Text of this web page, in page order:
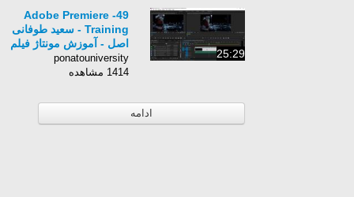
25:29
49- Adobe Premiere
Training - سعید طوفانی
اصل - آموزش مونتاژ فیلم
و صدا - مارکرس
ponatouniversity
1414 مشاهده
ادامه